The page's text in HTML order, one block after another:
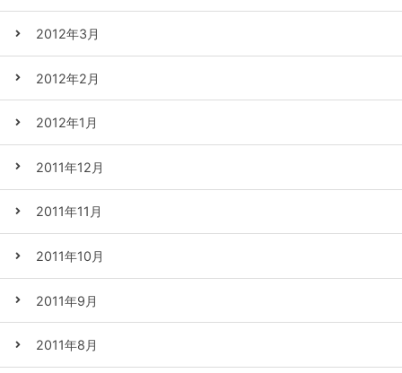
2012年3月
2012年2月
2012年1月
2011年12月
2011年11月
2011年10月
2011年9月
2011年8月